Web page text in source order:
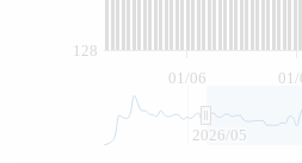
01/06 01/
128
2026/05